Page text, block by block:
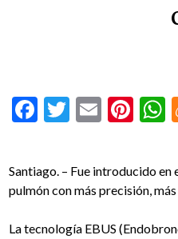
Facebook
Twitter
Email
Santiago. – Fue introducido
pulmón con más precisión,
La tecnología EBUS